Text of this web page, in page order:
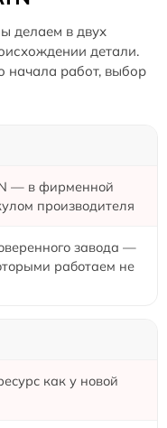
делаем в двух
детали.
начала работ, выбор
— в фирменной
производителя
завода —
работаем не
как у новой